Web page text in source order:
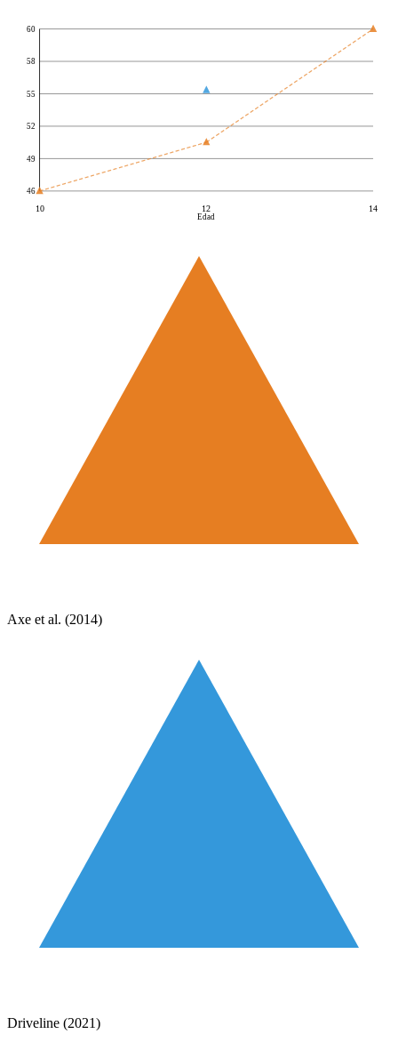
46
49
52
55
58
60
10 12 14
Edad
Axe et al. (2014)
Driveline (2021)